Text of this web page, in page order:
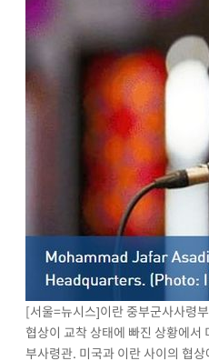
[속보]삼성전자·SK하이닉스 동반
[속보]코스닥, 5.95포인트(0.74%)
[속보]코스피, 6300선 재탈환
시리아 다마스쿠스 교외에서 미니버
입추에도 극한더위…서울 낮 39도 '폭
이란, 호르무즈서 "적국 목표물들"
[속보]美, 폴리실리콘 수입 규제…파
[속보]트럼프, 美 원정출산 금지 행정
[속보] 뉴욕증시, 일제 하락 마감…나
[서울=뉴시스]이란 중부군사사령
협상이 교착 상태에 빠진 상황에서
부사령관. 미국과 이란 사이의 협